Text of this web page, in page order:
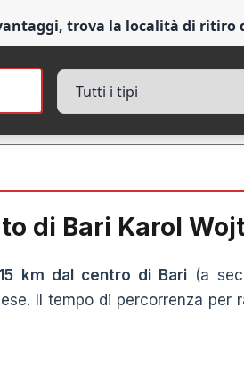
trova la località di ritiro
di Bari Karol
km dal centro di Bari (a
Il tempo di percorrenza